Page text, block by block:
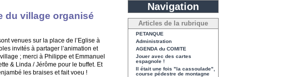
du village organisé
venues sur la place de l’Eglise à
invités à partager l’animation et
; merci à Philippe et Emmanuel
& Linda / Jérôme pour le buffet. Et
les braises et fait voeu !
Navigation
Articles de la rubrique
PETANQUE
Administration
AGENDA du COMITE
Jouer avec des cartes
espagnole !
Il était une fois "la cassoulade",
course pédestre de montagne